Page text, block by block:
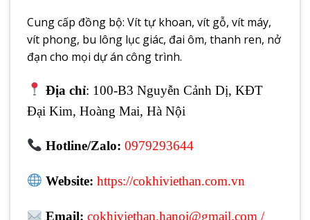
Cung cấp đồng bộ: Vít tự khoan, vít gỗ, vít máy,
vít phong, bu lông lục giác, đai ôm, thanh ren, nở
đạn cho mọi dự án công trình.
Địa chỉ: 100-B3 Nguyễn Cảnh Dị, KĐT
Đại Kim, Hoàng Mai, Hà Nội
Hotline/Zalo: 0979293644
Website: https://cokhiviethan.com.vn
Email: cokhiviethan.hanoi@gmail.com /